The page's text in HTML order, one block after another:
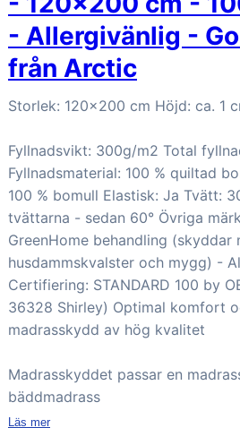
- Allergivänlig -
från Arctic
Storlek: 120x200 cm Höjd: ca. 1
Fyllnadsvikt: 300g/m2 Total
Fyllnadsmaterial: 100 % quiltad
100 % bomull Elastisk: Ja Tvätt:
tvättarna - sedan 60° Övriga
GreenHome behandling (skyddar
husdammskvalster och mygg) -
Certifiering: STANDARD 100 by
36328 Shirley) Optimal komfort
madrasskydd av hög kvalitet
Madrasskyddet passar en
bäddmadrass
Läs mer